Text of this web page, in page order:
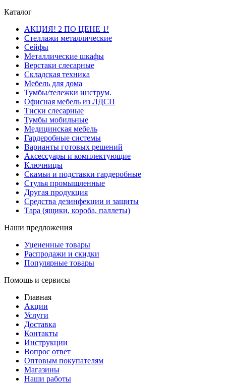
Каталог
АКЦИЯ! 2 ПО ЦЕНЕ 1!
Стеллажи металлические
Сейфы
Металлические шкафы
Верстаки слесарные
Складская техника
Мебель для дома
Тумбы/тележки инструм.
Офисная мебель из ЛДСП
Тиски слесарные
Тумбы мобильные
Медицинская мебель
Гардеробные системы
Варианты готовых решений
Аксессуары и комплектующие
Ключницы
Скамьи и подставки гардеробные
Стулья промышленные
Другая продукция
Средства дезинфекции и защиты
Тара (ящики, короба, паллеты)
Наши предложения
Уцененные товары
Распродажи и скидки
Популярные товары
Помощь и сервисы
Главная
Акции
Услуги
Доставка
Контакты
Инструкции
Вопрос ответ
Оптовым покупателям
Магазины
Наши работы